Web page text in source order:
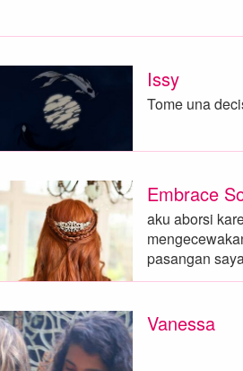
Issy
Tome una
Embrace
aku aborsi
pasangan
Vanessa